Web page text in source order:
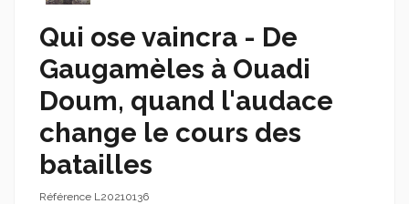
Qui ose vaincra - De
Gaugamèles à Ouadi
Doum, quand l'audace
change le cours des
batailles
Référence L20210136